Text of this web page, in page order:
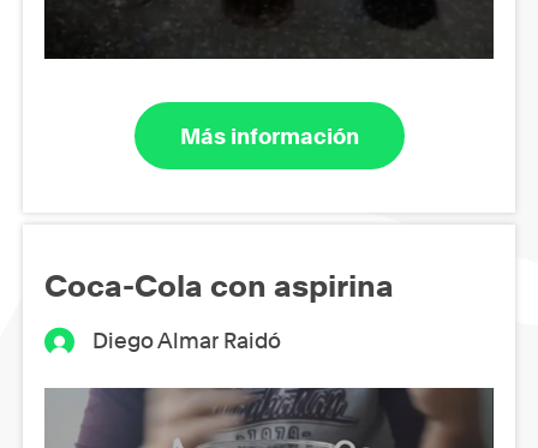
Más información
Coca-Cola con aspirina
Diego Almar Raidó